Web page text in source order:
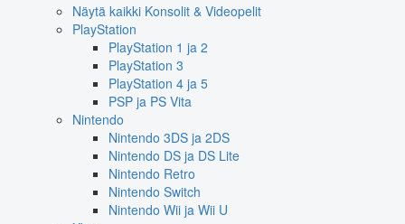
Näytä kaikki Konsolit & Videopelit
PlayStation
PlayStation 1 ja 2
PlayStation 3
PlayStation 4 ja 5
PSP ja PS Vita
Nintendo
Nintendo 3DS ja 2DS
Nintendo DS ja DS Lite
Nintendo Retro
Nintendo Switch
Nintendo Wii ja Wii U